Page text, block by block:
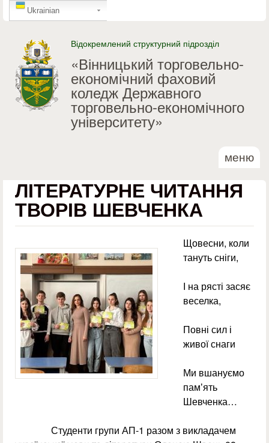
Перейти до основного
GTranslate
Ukrainian
Відокремлений структурний підрозділ
«Вінницький торговельно-
економічний фаховий
коледж Державного
торговельно-економічного
університету»
меню
ЛІТЕРАТУРНЕ ЧИТАННЯ
ТВОРІВ ШЕВЧЕНКА
Щовесни, коли
тануть сніги,
І на рясті засяє
веселка,
Повні сил і
живої снаги
Ми вшануємо
памʼять
Шевченка…
Студенти групи АП-1 разом з викладачем